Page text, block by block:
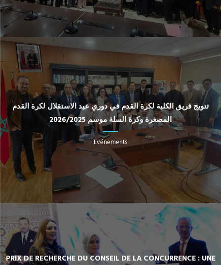
تتويج فريق الكلية لكرة القدم في دوري عيد الاستقلال لكرة القدم
المصغرة وكرة السلة موسم 2026/2025
Evénements
PRIX DE RECHERCHE DU CONSEIL DE LA CONCURRENCE : UNE